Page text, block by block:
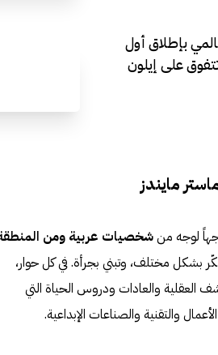
بإطلاق أول
على إيلون
شخصيات عربية ومن
بشكل مختلف، وتبني بجرأة. في كل حوار،
والعادات ودروس الحياة التي
والتقنية والصناعات الإبداعية.